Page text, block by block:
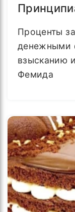
Проценты
денежными
взысканию
Фемида